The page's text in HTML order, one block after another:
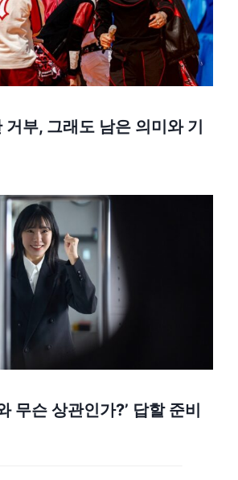
거부, 그래도 남은 의미와 기
무슨 상관인가?’ 답할 준비